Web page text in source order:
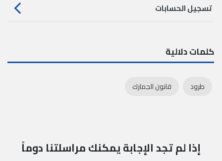
تسجيل الحسابات
كلمات دلالية
طرود قانون الجمارك
إذا لم تجد الإجابة يمكنك مراسلتنا دوماً